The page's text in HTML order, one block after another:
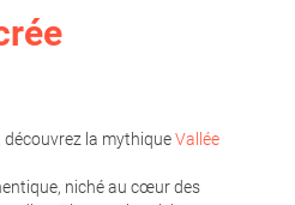
, découvrez la mythiqueVallée
niché au cœur des